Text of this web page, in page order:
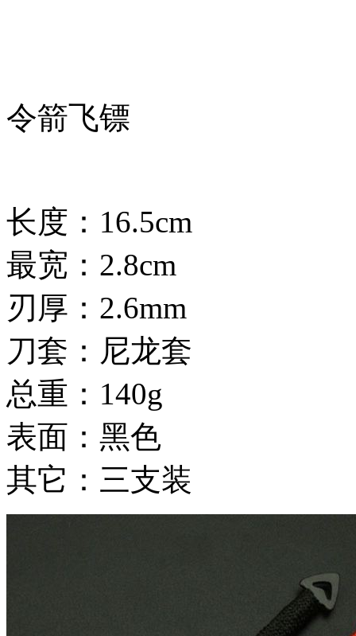
令箭飞镖
长度：16.5cm
最宽：2.8cm
刃厚：2.6mm
刀套：尼龙套
总重：140g
表面：黑色
其它：三支装